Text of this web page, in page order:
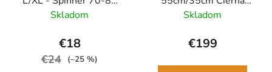
cm Modrá
Skladom
€18
€24 (–25 %)
Spinner rozšíriteľný
Skladom
€199